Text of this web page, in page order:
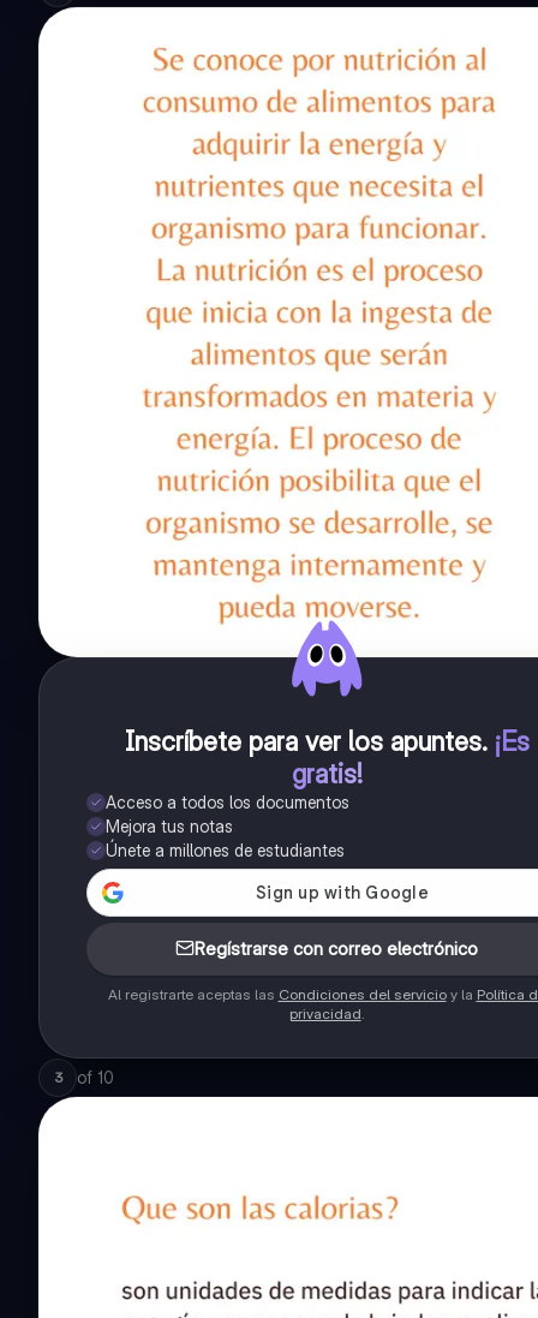
Inscríbete para ver los apuntes. ¡Es
gratis!
Acceso a todos los documentos
Mejora tus notas
Únete a millones de estudiantes
Regístrarse con correo electrónico
Al registrarte aceptas las Condiciones del servicioy la Política
privacidad
3 of 10